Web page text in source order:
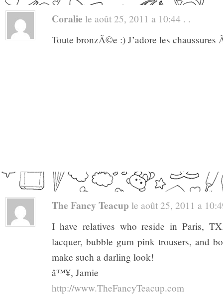
Coralie le août 25, 2011 a 10:44 . .
Toute bronzÃ©e :) J’adore les chaussures
The Fancy Teacup le août 25, 2011 a
I have relatives who reside in Paris,
lacquer, bubble gum pink trousers, and
make such a darling look!
â™¥, Jamie
http://www.TheFancyTeacup.com